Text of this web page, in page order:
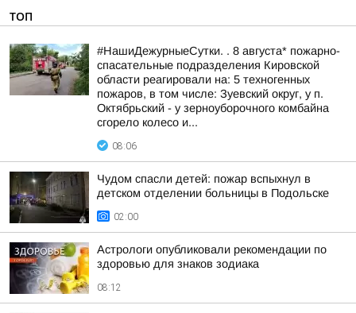
ТОП
#НашиДежурныеСутки. . 8 августа* пожарно-
спасательные подразделения Кировской
области реагировали на: 5 техногенных
пожаров, в том числе: Зуевский округ, у п.
Октябрьский - у зерноуборочного комбайна
сгорело колесо и...
08:06
Чудом спасли детей: пожар вспыхнул в
детском отделении больницы в Подольске
02:00
Астрологи опубликовали рекомендации по
здоровью для знаков зодиака
08:12